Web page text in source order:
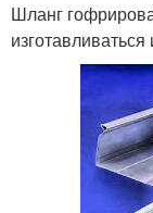
Шланг
изготавливаться